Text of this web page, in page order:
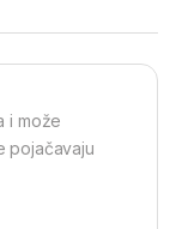
i može
pojačavaju